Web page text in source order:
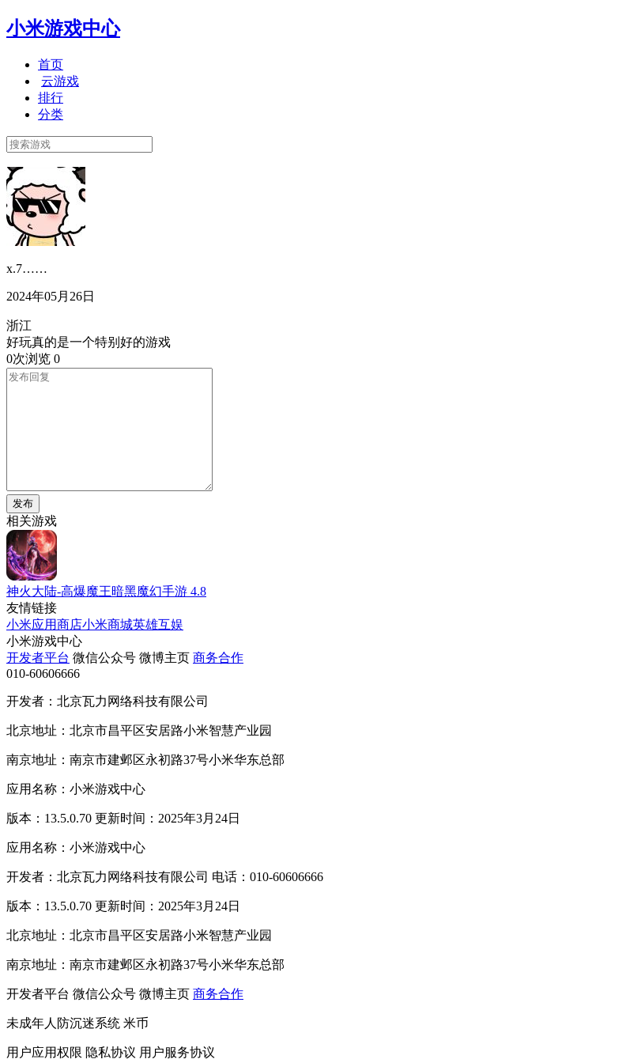
小米游戏中心
首页
云游戏
排行
分类
x.7……
2024年05月26日
浙江
好玩真的是一个特别好的游戏
0次浏览 0
发布
相关游戏
神火大陆-高爆魔王暗黑魔幻手游 4.8
友情链接
小米应用商店小米商城英雄互娱
小米游戏中心
开发者平台 微信公众号 微博主页 商务合作
010-60606666
开发者：北京瓦力网络科技有限公司
北京地址：北京市昌平区安居路小米智慧产业园
南京地址：南京市建邺区永初路37号小米华东总部
应用名称：小米游戏中心
版本：13.5.0.70 更新时间：2025年3月24日
应用名称：小米游戏中心
开发者：北京瓦力网络科技有限公司 电话：010-60606666
版本：13.5.0.70 更新时间：2025年3月24日
北京地址：北京市昌平区安居路小米智慧产业园
南京地址：南京市建邺区永初路37号小米华东总部
开发者平台 微信公众号 微博主页 商务合作
未成年人防沉迷系统 米币
用户应用权限 隐私协议 用户服务协议